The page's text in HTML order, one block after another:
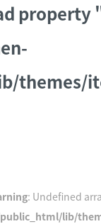
themes/
: Undefined
lib/